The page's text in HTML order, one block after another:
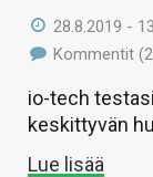
28.8.2019 -
Kommentit
io-tech
keskittyvän
Lue lisää